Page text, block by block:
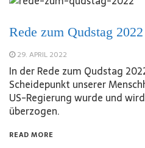
Rede zum Qudstag 2022
29. APRIL 2022
In der Rede zum Qudstag
Scheidepunkt unserer
US-Regierung wurde und
überzogen.
READ MORE